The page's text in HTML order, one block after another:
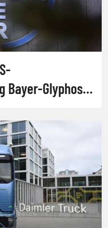
Bayer-Glyphosat